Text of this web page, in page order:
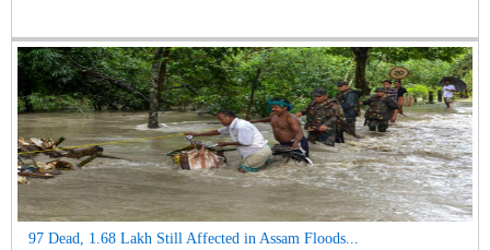
97 Dead, 1.68 Lakh Still Affected in Assam Floods...